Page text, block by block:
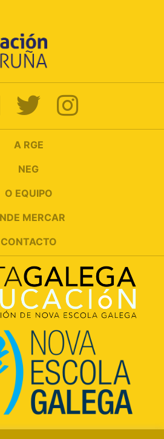
A RGE
NEG
O EQUIPO
MERCAR
CONTACTO